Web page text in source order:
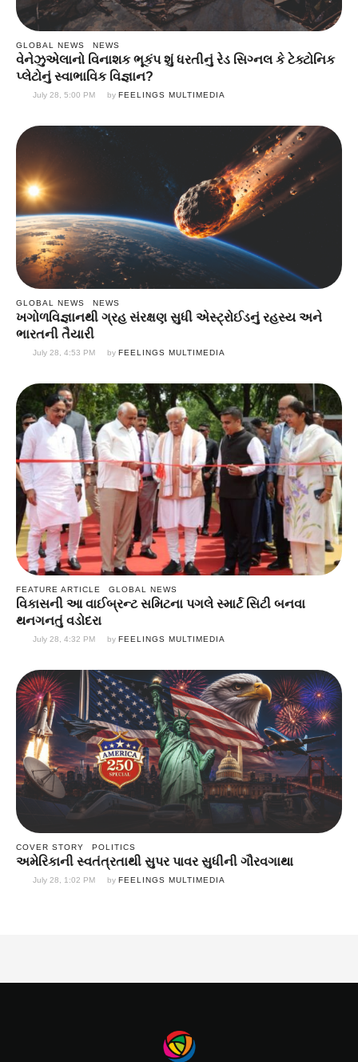
GLOBAL NEWS NEWS
વેનેઝુએલાનો વિનાશક ભૂકંપ શું ધરતીનું રેડ સિગ્નલ કે ટેક્ટોનિક
પ્લેટોનું સ્વાભાવિક વિજ્ઞાન?
July 28, 5:00 PM by FEELINGS MULTIMEDIA
GLOBAL NEWS NEWS
ખગોળવિજ્ઞાનથી ગ્રહ સંરક્ષણ સુધી એસ્ટ્રોઈડનું રહસ્ય અને
ભારતની તૈયારી
July 28, 4:53 PM by FEELINGS MULTIMEDIA
FEATURE ARTICLE GLOBAL NEWS
વિકાસની આ વાઈબ્રન્ટ સમિટના પગલે સ્માર્ટ સિટી બનવા
થનગનતું વડોદરા
July 28, 4:32 PM by FEELINGS MULTIMEDIA
COVER STORY POLITICS
અમેરિકાની સ્વતંત્રતાથી સુપર પાવર સુધીની ગૌરવગાથા
July 28, 1:02 PM by FEELINGS MULTIMEDIA